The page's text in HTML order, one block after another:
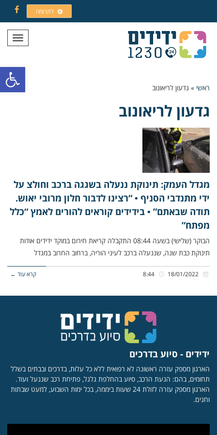
פתח
לתרומה
תפריט
ראשי » גדעון לריאונוב
גדעון לריאונוב
מגדל העמק: תינוקת ננעלה בשגגה ברכב וחולצ על
ידי מתנדבי הסניף • “רצינו לדבור חלון מרובי יאוש.
תודה שבאתם” • בידידים קוראים להורים לאמץ “כלל
מפתח”
הבוקר (שלישי) בשעה 08:44 התקבלה קריאת חירום במוקד ידידים אודות
תינוקת כבת שנה, שננעלה ברכב לעיני הוריה, ברחוב החרוב במגדל
קרא עוד ←
ידידים - סיוע בדרכים
הארגון מספק עזרה ראשונה לא רפואית ללא כל עלות, בדרכים ובבתים בשלל
תחומים, בהם: הנעת הרכב, סיוע בהחלפת גלגל, פתיחת רכב שננעל ועוד.
הארגון מספק עזרה לזולת 24 שעות ביממה, בכל ימות השבוע, למעט שבתות
וחגים.